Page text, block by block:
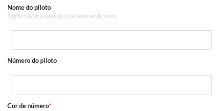
Nome do piloto
Digite o nome(apelido) ou deixe em branco
Número do piloto
Cor de número*